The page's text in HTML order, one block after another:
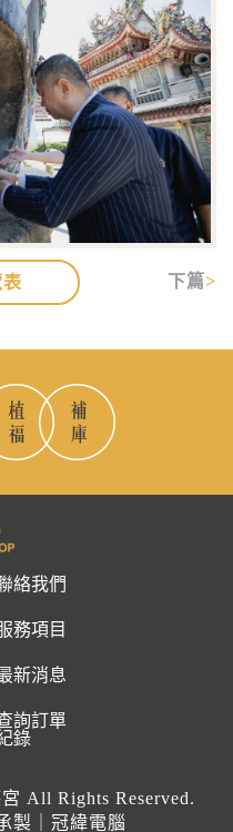
表 下篇
絡我們
務項目
新消息
詢訂單
錄
All Rights Reserved.
製｜冠緯電腦